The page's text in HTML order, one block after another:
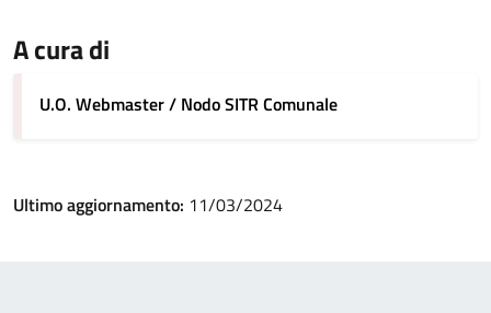
A cura di
U.O. Webmaster / Nodo SITR Comunale
Ultimo aggiornamento: 11/03/2024